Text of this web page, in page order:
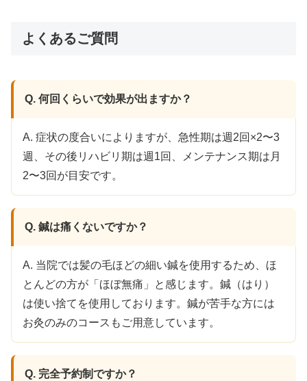
よくあるご質問
Q. 何回くらいで効果が出ますか？
A. 症状の度合いによりますが、急性期は週2回×2〜3
週、その後リハビリ期は週1回、メンテナンス期は月
2〜3回が目安です。
Q. 鍼は痛くないですか？
A. 当院では髪の毛ほどの細い鍼を使用するため、ほ
とんどの方が「ほぼ無痛」と感じます。鍼（はり）
は使い捨てを使用しております。鍼が苦手な方には
お灸のみのコースもご用意しています。
Q. 完全予約制ですか？